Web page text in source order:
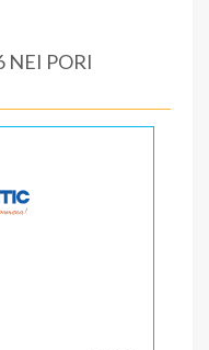
NEI PORI